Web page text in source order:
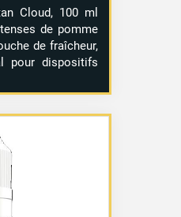
Cloud, 100 ml
de pomme
de fraîcheur,
pour dispositifs